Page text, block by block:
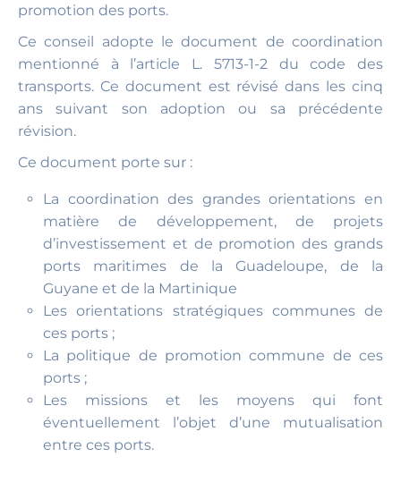
promotion des ports.
Ce conseil adopte le document de coordination
mentionné à l’article L. 5713-1-2 du code des
transports. Ce document est révisé dans les cinq
ans suivant son adoption ou sa précédente
révision.
Ce document porte sur :
La coordination des grandes orientations en
matière de développement, de projets
d’investissement et de promotion des grands
ports maritimes de la Guadeloupe, de la
Guyane et de la Martinique
Les orientations stratégiques communes de
ces ports ;
La politique de promotion commune de ces
ports ;
Les missions et les moyens qui font
éventuellement l’objet d’une mutualisation
entre ces ports.